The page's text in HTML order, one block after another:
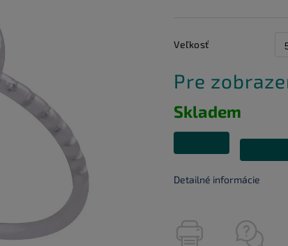
Veľkosť
Pre
Skladem
Detailné informácie